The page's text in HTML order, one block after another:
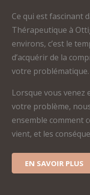
Ce qui est fascinant
Thérapeutique à
environs, c’est le
d’acquérir de la
votre problématique.
Lorsque vous
votre problème,
ensemble comment
vient, et les
EN SAVOIR PLUS